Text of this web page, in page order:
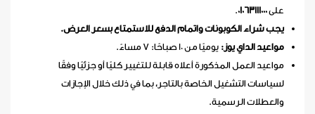
على01063111000
.
يجب شراء الكوبونات واتمام الدفع للاستمتاع بسعر العرض.
مواعيد الداي يوز: يوميًا من 10 صباحًا: 7 مساءً.
مواعيد العمل المذكورة أعلاه قابلة للتغيير كليًا أو جزئيًا وفقًا
لسياسات التشغيل الخاصة بالتاجر، بما في ذلك خلال الإجازات
والعطلات الرسمية.